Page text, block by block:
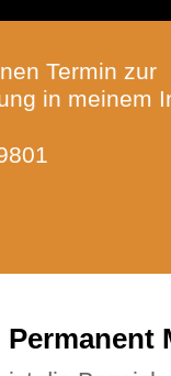
Termin zur
in meinem
Permanent